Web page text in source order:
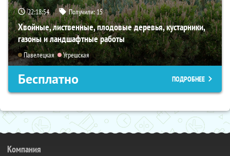
22:18:53 Получили:15
Хвойные, лиственные, плодовые деревья, кустарники,
газоны и ландшафтные работы
Павелецкая Угрешская
Бесплатно ПОДРОБНЕЕ
Компания